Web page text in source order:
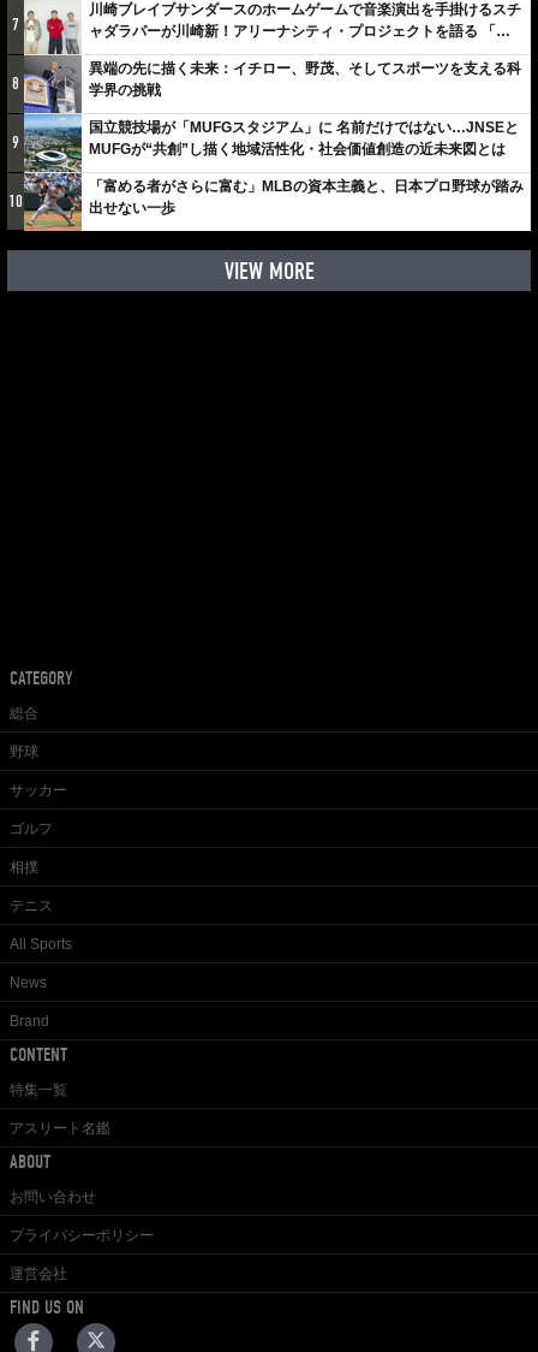
7
川崎ブレイブサンダースのホームゲームで音楽演出を手掛けるスチ
ャダラパーが川崎新！アリーナシティ・プロジェクトを語る 「楽
しみでしかないでしょ。川崎は、ずっと成長曲線だから」
8
異端の先に描く未来：イチロー、野茂、そしてスポーツを支える科
学界の挑戦
9
国立競技場が「MUFGスタジアム」に 名前だけではない…JNSEと
MUFGが“共創”し描く地域活性化・社会価値創造の近未来図とは
10
「富める者がさらに富む」MLBの資本主義と、日本プロ野球が踏み
出せない一歩
VIEW MORE
CATEGORY
総合
野球
サッカー
ゴルフ
相撲
テニス
All Sports
News
Brand
CONTENT
特集一覧
アスリート名鑑
ABOUT
お問い合わせ
プライバシーポリシー
運営会社
FIND US ON